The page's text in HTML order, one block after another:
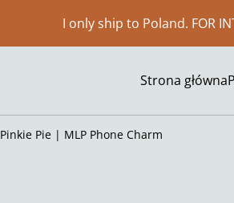
I only ship to Poland. FOR
Strona główna
Pinkie Pie | MLP Phone Charm